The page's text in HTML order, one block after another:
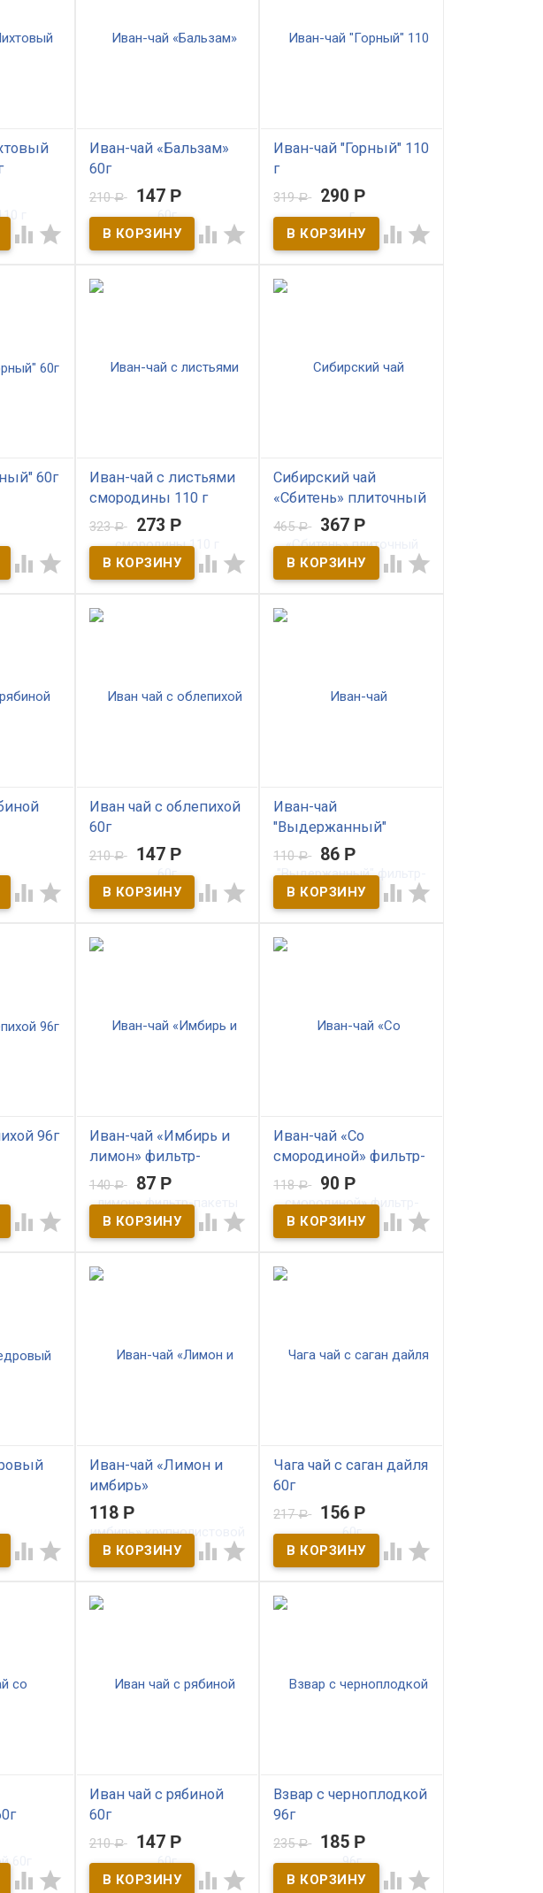
 
Иван-чай «Бальзам»
60г
В наличии
Универсальный природный
целитель! С травами
Горного Алтая:
сосны, корень дягиля и
плоды черемухи.
210Р 147 Р
 
Иван-чай "Горный" 110
г
В наличии
С целебным букетом
Алтайских трав: листом
володушки, бадана и
Порадует богатством вкуса
и укрепит здоровье!
319Р 290 Р
 
60г
в
вкуса
 
Иван-чай с листьями
смородины 110 г
В наличии
Северный Иван чай с
листьями смородины.
Источник витаминов А и С.
вкусом и нежным
послевкусьем.
323Р 273 Р
 
Сибирский чай
«Сбитень» плиточный
Пуэр 96г
В наличии
Иван-чай традиционный
здоровье и долголетие.
Наш чай изготовлен из
любого времени года. В
465Р 367 Р
 
для
жажды,
РР,
 
Иван чай с облепихой
60г
В наличии
Иван-Чай с облепихой –
здоровья и красоты!
витамины А, С и всю группу
витаминов В, Р, РР, Е, К!
210Р 147 Р
 
Иван-чай
"Выдержанный"
фильтр-пакеты 30г
В наличии
Настоящий сибирский Иван
согревает душу! Особая
технология приготовления -
110Р 86 Р
 
96г
листом
Очень
 
Иван-чай «Имбирь и
лимон» фильтр-
пакеты
В наличии
Иван чай выдержанный
фильтр-пакетов по 4 гр.​
140Р 87 Р
 
Иван-чай «Со
смородиной» фильтр-
пакеты
В наличии
Иван чай выдержанный
чёрной смородиной. Ручной
сбор
118Р 90 Р
 
силы и
систему.
из
 
Иван-чай «Лимон и
имбирь»
крупнолистовой 50 г
В наличии
Иван-чай традиционный
здоровье и долголетие.
Наш продукт изготовлен из
118 Р
 
Чага чай с саган дайля
60г
В наличии
Саган-дайля – сильный
энергостимулятор, а гриб
кладезь полезностей. Мы
соединили их вместе и
217Р 156 Р
 
с 
Иван чай с рябиной
60г
В наличии
Прекрасное средство для
быстрого утоления жажды,
210Р 147 Р
 
Взвар с черноплодкой
96г
В наличии
Напиток Взвар с плодами
аронии черноплодной
235Р 185 Р
 